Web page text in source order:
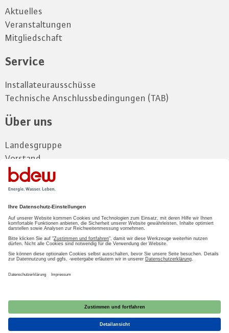
Aktuelles
Veranstaltungen
Mitgliedschaft
Service
Installateurausschüsse
Technische Anschlussbedingungen (TAB)
Über uns
Landesgruppe
Vorstand
Mitglieder
Gremien
Zum Mitgliederbereich
LOGIN
2026 BDEW
Impressum|Datenschutz